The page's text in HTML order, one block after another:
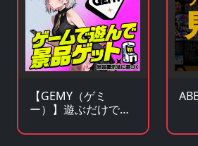
【GEMY（ゲミ
ー）】遊ぶだけで景
ゲームサービス